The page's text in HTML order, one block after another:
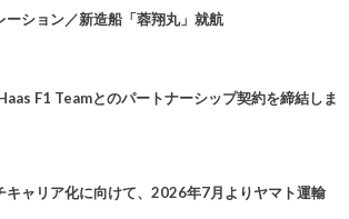
ーション／新造船「蓉翔丸」就航
F1 Teamとのパートナーシップ契約を締結しま
キャリア化に向けて、2026年7月よりヤマト運輸